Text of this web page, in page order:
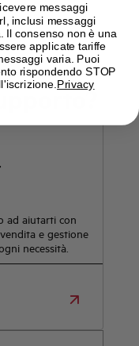
ad aiutarti con
e gestione
necessità.
messaggi
inclusi messaggi
Il consenso non è una
applicate tariffe
varia. Puoi
rispondendo STOP
Privacy